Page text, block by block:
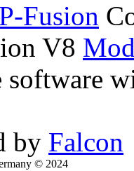
Fusion
V8
software
by Falcon
© 2024